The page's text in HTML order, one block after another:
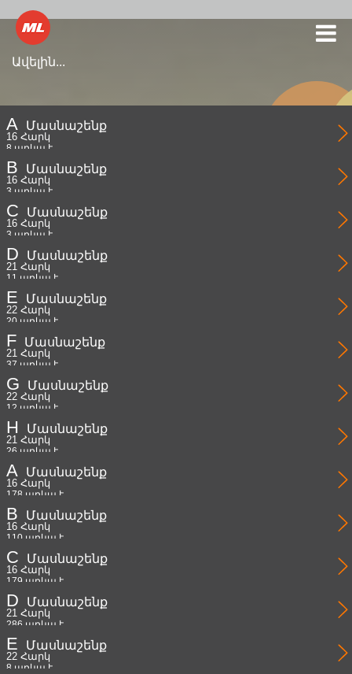
Ավելին...
A Մասնաշենք
16 Հարկ
8 առկա է
B Մասնաշենք
16 Հարկ
3 առկա է
C Մասնաշենք
16 Հարկ
3 առկա է
D Մասնաշենք
21 Հարկ
11 առկա է
E Մասնաշենք
22 Հարկ
20 առկա է
F Մասնաշենք
21 Հարկ
37 առկա է
G Մասնաշենք
22 Հարկ
12 առկա է
H Մասնաշենք
21 Հարկ
26 առկա է
A Մասնաշենք
16 Հարկ
178 առկա է
B Մասնաշենք
16 Հարկ
110 առկա է
C Մասնաշենք
16 Հարկ
179 առկա է
D Մասնաշենք
21 Հարկ
286 առկա է
E Մասնաշենք
22 Հարկ
8 առկա է
կարող եք